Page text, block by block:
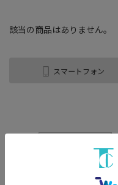
該当の商品はありません。
スマートフォン